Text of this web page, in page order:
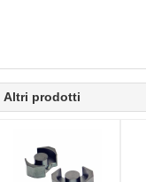
Altri prodotti